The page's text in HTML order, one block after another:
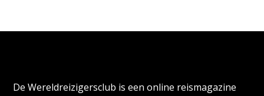
De Wereldreizigersclub is een online reismagazine